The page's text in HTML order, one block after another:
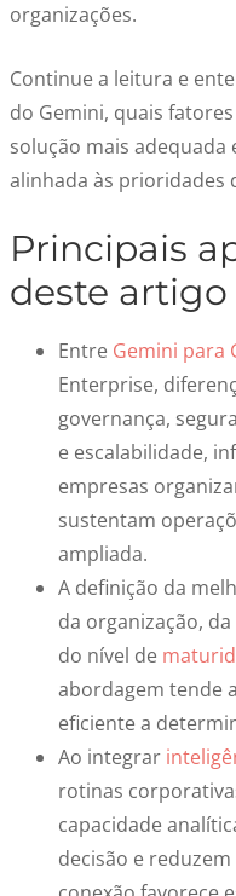
organizações.
Continue a leitura e
do Gemini, quais
solução mais
alinhada às prioridades
Principais
deste artigo
Entre Gemini para
Enterprise,
governança,
e escalabilidade,
empresas
sustentam
ampliada.
A definição da
da organização,
do nível de
abordagem tende
eficiente a
Ao integrar
rotinas
capacidade
decisão e